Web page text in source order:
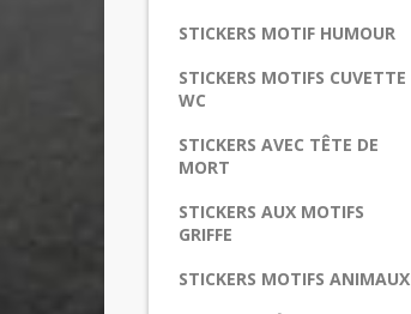
STICKERS MOTIF HUMOUR
STICKERS MOTIFS CUVETTE
WC
STICKERS AVEC TÊTE DE
MORT
STICKERS AUX MOTIFS
GRIFFE
STICKERS MOTIFS ANIMAUX